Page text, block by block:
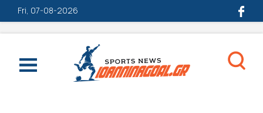
Fri, 07-08-2026